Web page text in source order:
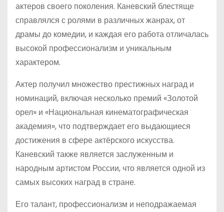
актеров своего поколения. Каневский блестяще
справлялся с ролями в различных жанрах, от
драмы до комедии, и каждая его работа отличалась
высокой профессионализм и уникальным
характером.
Актер получил множество престижных наград и
номинаций, включая несколько премий «Золотой
орел» и «Национальная кинематографическая
академия», что подтверждает его выдающиеся
достижения в сфере актёрского искусства.
Каневский также является заслуженным и
народным артистом России, что является одной из
самых высоких наград в стране.
Его талант, профессионализм и неподражаемая